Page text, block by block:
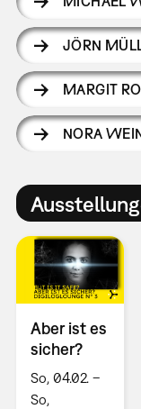
JÖRN
MARGIT
NORA
Aber ist es
sicher?
So, 04.02. –
So,